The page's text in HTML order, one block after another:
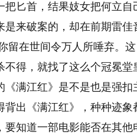
匕首，结果妓女把何立自
是来破案的，却在前期雷佳
留在世间令万人所唾弃。这
得，就找了这么个冠冕堂
满江红》是不是也是强扣
背出《满江红》，种种迹象
要知道一部电影能否在其他